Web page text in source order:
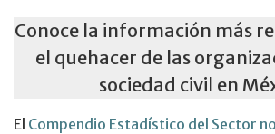
Conoce la información más
el quehacer de las
sociedad civil en
El Compendio Estadístico del Sector